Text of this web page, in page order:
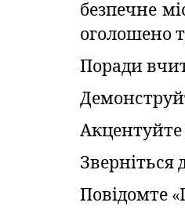
безпечне
оголошено
Поради
Акцентуйте
Зверніться
Повідомте